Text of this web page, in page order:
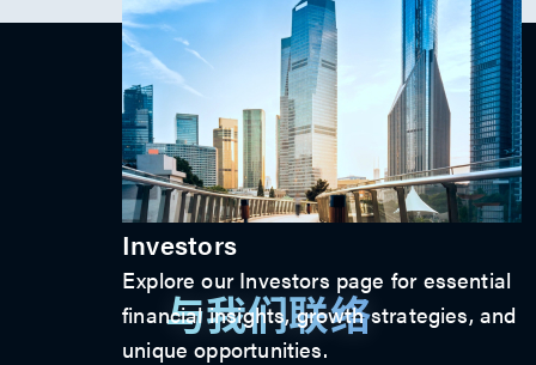
Investors
Explore our Investors page for essential
financial insights, growth strategies, and
unique opportunities.
与我们联络